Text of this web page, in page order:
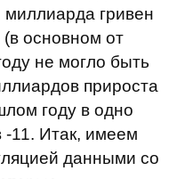
миллиарда гривен
(в основном от
не могло быть
прироста
году в одно
-11. Итак, имеем
данными со